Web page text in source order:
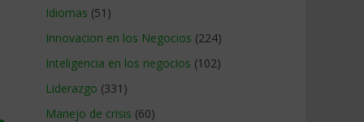
Idiomas (51)
Innovacion en los Negocios (224)
Inteligencia en los negocios (102)
Liderazgo (331)
Manejo de crisis (60)